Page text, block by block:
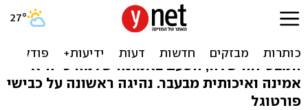
סיטרואן C5 - הזדמנות חוזרת
סיטרואן מציגה מחדש את המשפחתית
המבטיחה שלה, הפעם באמונה שלמה כי היא
אמינה ואיכותית מבעבר. נהיגה ראשונה על כבישי
פורטוגל